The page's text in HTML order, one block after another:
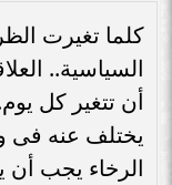
كلما تغيرت
السياسية..
أن تتغير كل
يختلف عنه فى
الرخاء يجب أن